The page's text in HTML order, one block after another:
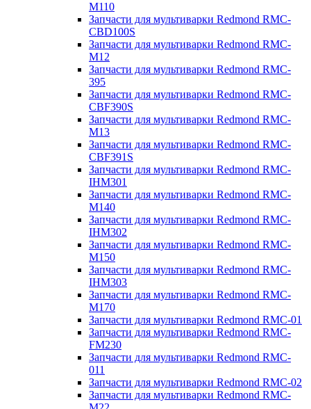
M110
Запчасти для мультиварки Redmond RMC-
CBD100S
Запчасти для мультиварки Redmond RMC-
M12
Запчасти для мультиварки Redmond RMC-
395
Запчасти для мультиварки Redmond RMC-
CBF390S
Запчасти для мультиварки Redmond RMC-
M13
Запчасти для мультиварки Redmond RMC-
CBF391S
Запчасти для мультиварки Redmond RMC-
IHM301
Запчасти для мультиварки Redmond RMC-
M140
Запчасти для мультиварки Redmond RMC-
IHM302
Запчасти для мультиварки Redmond RMC-
M150
Запчасти для мультиварки Redmond RMC-
IHM303
Запчасти для мультиварки Redmond RMC-
M170
Запчасти для мультиварки Redmond RMC-01
Запчасти для мультиварки Redmond RMC-
FM230
Запчасти для мультиварки Redmond RMC-
011
Запчасти для мультиварки Redmond RMC-02
Запчасти для мультиварки Redmond RMC-